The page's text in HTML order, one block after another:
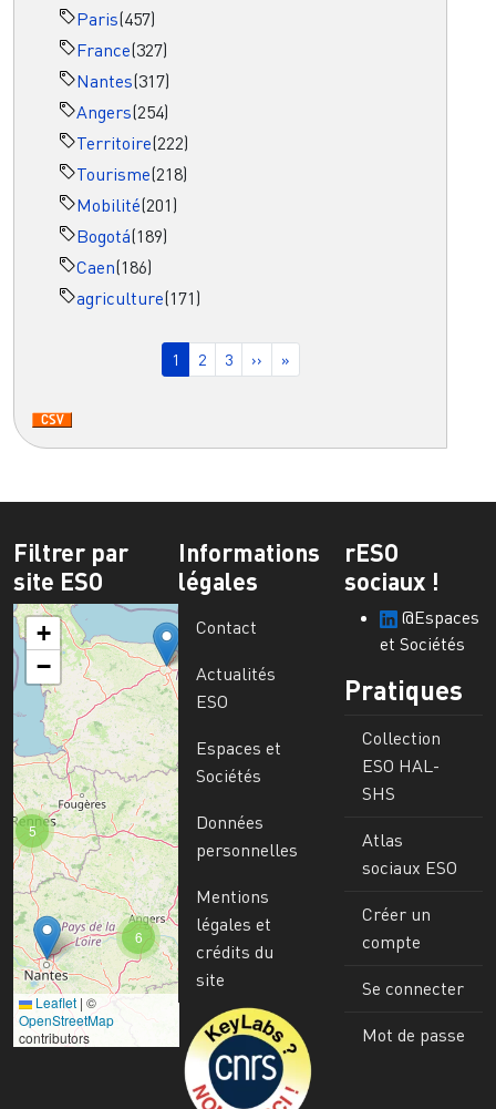
Paris(457)
France(327)
Nantes(317)
Angers(254)
Territoire(222)
Tourisme(218)
Mobilité(201)
Bogotá(189)
Caen(186)
agriculture(171)
Page courante
1 Page
2 Page
3 Page suivante
›› Dernière page
»
Filtrer par
site ESO
6
5
+
−
Leaflet | ©
OpenStreetMap
contributors
Informations
légales
Contact
Actualités
ESO
Espaces et
Sociétés
Données
personnelles
Mentions
légales et
crédits du
site
Image
rESO
sociaux !
@Espaces
et Sociétés
Pratiques
Collection
ESO HAL-
SHS
Atlas
sociaux ESO
Créer un
compte
Se connecter
Mot de passe